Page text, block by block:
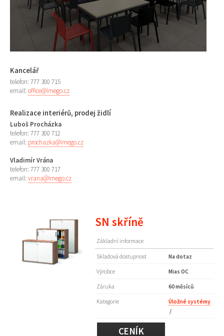
Kancelář
telefon: 777 300 715
email: office@imego.cz
Realizace interiérů, prodej židlí
Luboš Procházka
telefon: 777 300 712
email: prochazka@imego.cz
Vladimír Vrána
telefon: 777 300 717
email: vrana@imego.cz
SN skříně
Základní informace
Skladová dostupnost
Na dotaz
Výrobce
Mias OC
Záruka
60 měsíců
Kategorie
Úložné systémy
/
CENÍK